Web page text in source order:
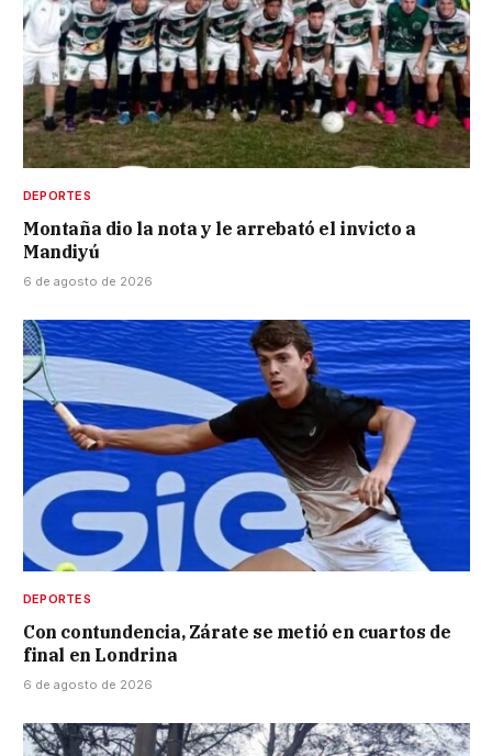
DEPORTES
Montaña dio la nota y le arrebató el invicto a
Mandiyú
6 de agosto de 2026
DEPORTES
Con contundencia, Zárate se metió en cuartos de
final en Londrina
6 de agosto de 2026